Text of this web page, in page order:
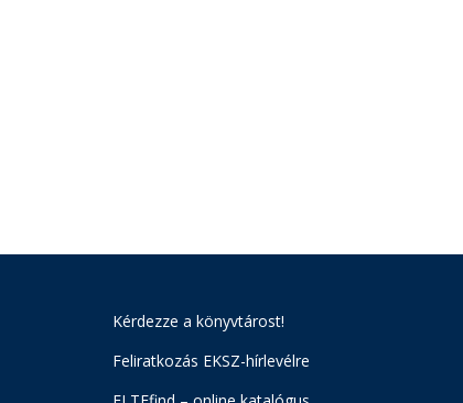
Kérdezze a könyvtárost!
Feliratkozás EKSZ-hírlevélre